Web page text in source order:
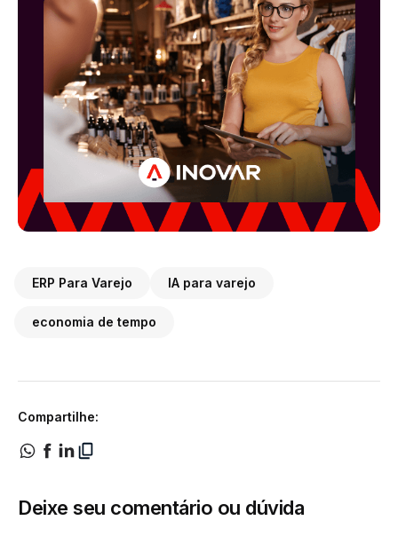
ERP Para Varejo IA para varejo
economia de tempo
Compartilhe:
Deixe seu comentário ou dúvida